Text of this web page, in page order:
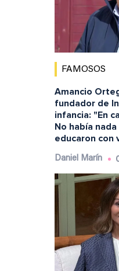
FAMOSOS
Amancio
fundador de
infancia: "En
No había
educaron con
Daniel Marín